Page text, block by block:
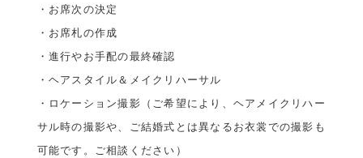
・お席次の決定
・お席札の作成
・進行やお手配の最終確認
・ヘアスタイル＆メイクリハーサル
・ロケーション撮影（ご希望により、ヘアメイクリハー
サル時の撮影や、ご結婚式とは異なるお衣裳での撮影も
可能です。ご相談ください）